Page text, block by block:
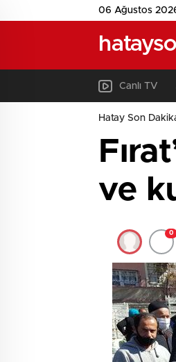
06 Ağustos 2026
Canlı TV
Hatay Son
ve
0